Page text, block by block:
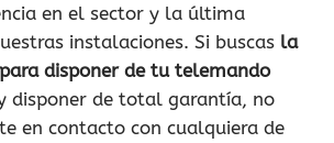
en el sector y la última
instalaciones. Si buscas la
disponer de tu telemando
disponer de total garantía, no
en contacto con cualquiera de